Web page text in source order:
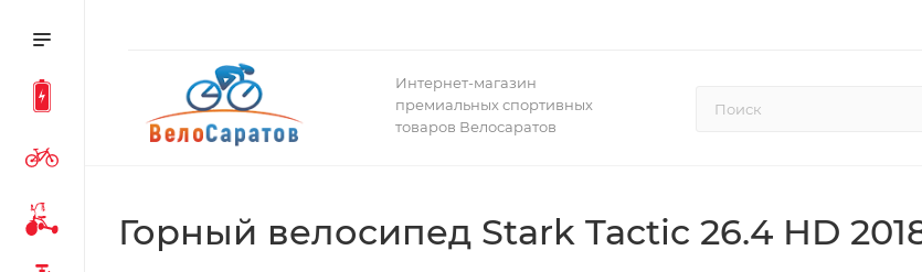
Интернет-магазин
премиальных спортивных
товаров Велосаратов
Горный велосипед Stark Tactic 26.4 HD